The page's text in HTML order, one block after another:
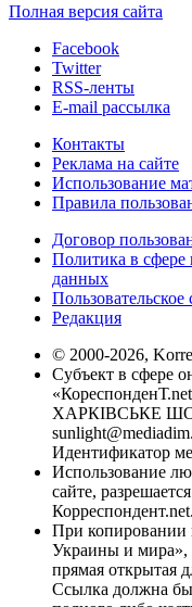
Полная версия сайта
Facebook
Twitter
RSS-ленты
E-mail рассылка
Контакты
Реклама на сайте
Использование
Правила
Договор
Политика в сфере
данных
Пользовательское
Редакция
© 2000-2026,
Субъект в сфере
ХАРКІВСЬКЕ
Идентификатор
Использование
сайте,
Корреспондент.net.
При копировании
Украины и мира»,
прямая открытая
Ссылка должна